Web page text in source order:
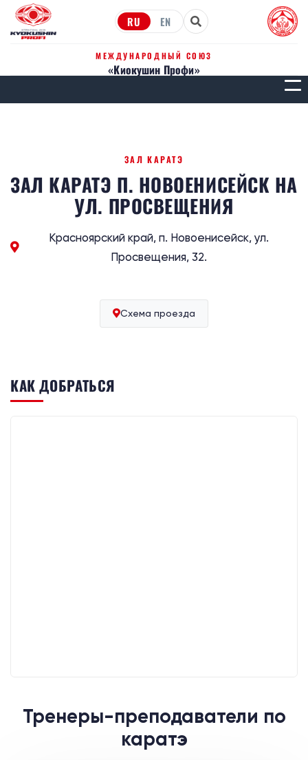
RU EN
МЕЖДУНАРОДНЫЙ СОЮЗ
«Киокушин Профи»
ЗАЛ КАРАТЭ
ЗАЛ КАРАТЭ П. НОВОЕНИСЕЙСК НА
УЛ. ПРОСВЕЩЕНИЯ
Красноярский край, п. Новоенисейск, ул.
Просвещения, 32.
Схема проезда
КАК ДОБРАТЬСЯ
Тренеры-преподаватели по
каратэ